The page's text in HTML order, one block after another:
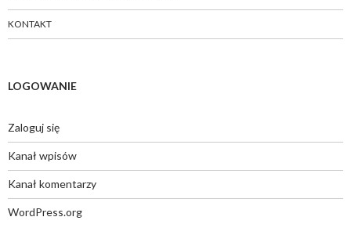
KONTAKT
LOGOWANIE
Zaloguj się
Kanał wpisów
Kanał komentarzy
WordPress.org